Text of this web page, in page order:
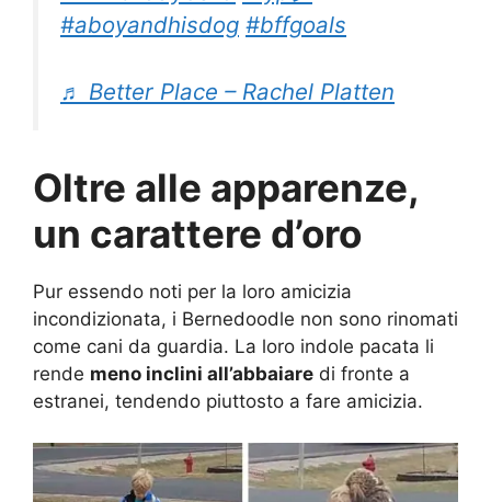
#aboyandhisdog #bffgoals
♬ Better Place – Rachel Platten
Oltre alle apparenze,
un carattere d’oro
Pur essendo noti per la loro amicizia
incondizionata, i Bernedoodle non sono rinomati
come cani da guardia. La loro indole pacata li
rende meno inclini all’abbaiare di fronte a
estranei, tendendo piuttosto a fare amicizia.